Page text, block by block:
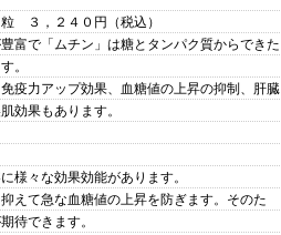
３，２４０円（税込）
富で「ムチン」は糖とタンパク質からできた
。
疫力アップ効果、血糖値の上昇の抑制、肝臓
効果もあります。
様々な効果効能があります。
えて急な血糖値の上昇を防ぎます。そのた
待できます。